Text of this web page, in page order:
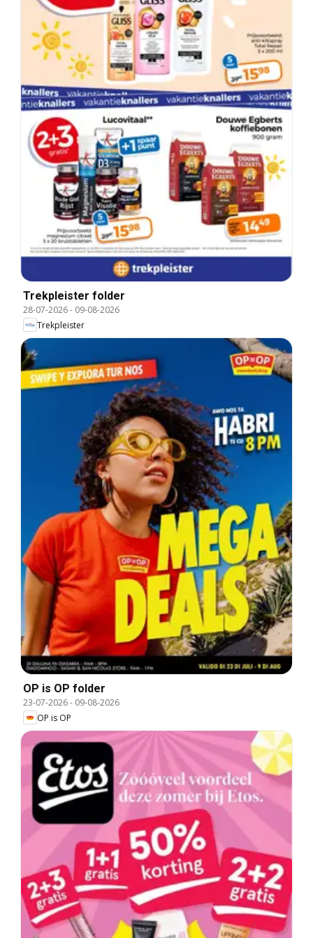
Trekpleister folder
28-07-2026- 09-08-2026
Trekpleister
OP is OP folder
23-07-2026- 09-08-2026
OP is OP